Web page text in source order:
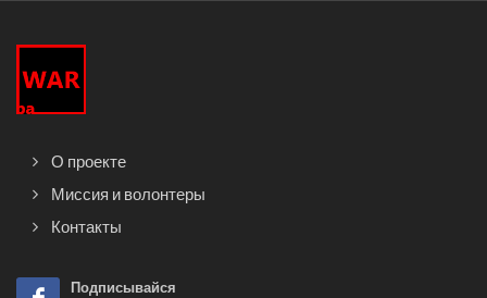
О проекте
Миссия и волонтеры
Контакты
Подписывайся